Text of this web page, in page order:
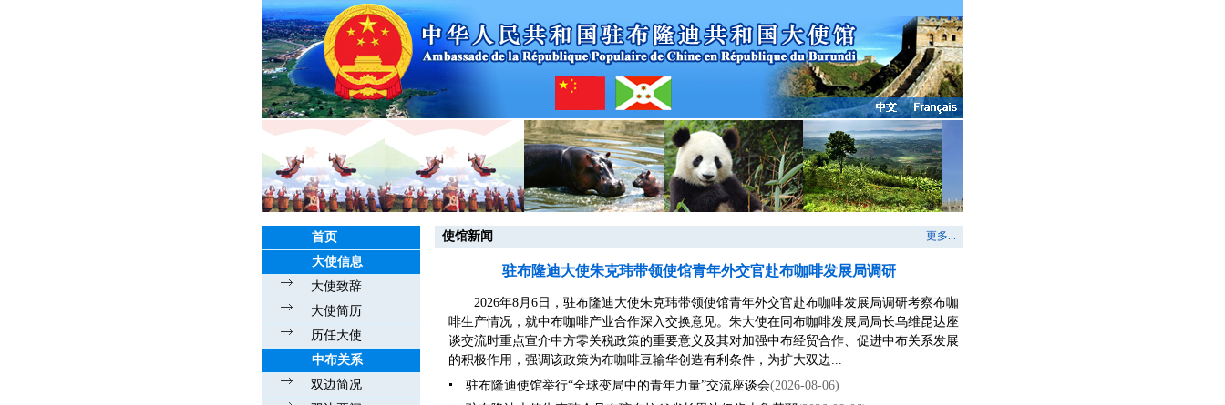
首页
大使信息
大使致辞
大使简历
历任大使
中布关系
双边简况
使馆新闻 更多...
驻布隆迪大使朱克玮带领使馆青年外交官赴布咖啡发展局调研
2026年8月6日，驻布隆迪大使朱克玮带领使馆青年外交官赴布咖啡发展局调研考察布咖
啡生产情况，就中布咖啡产业合作深入交换意见。朱大使在同布咖啡发展局局长乌维昆达座
谈交流时重点宣介中方零关税政策的重要意义及其对加强中布经贸合作、促进中布关系发展
的积极作用，强调该政策为布咖啡豆输华创造有利条件，为扩大双边...
驻布隆迪使馆举行“全球变局中的青年力量”交流座谈会(2026-08-06)